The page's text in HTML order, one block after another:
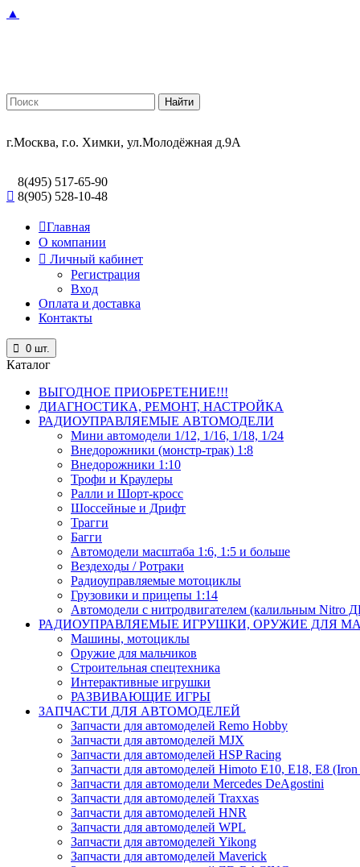
▲
г.Москва, г.о. Химки, ул.Молодёжная д.9А
8(495) 517-65-90
8(905) 528-10-48
Главная
О компании
Личный кабинет
Регистрация
Вход
Оплата и доставка
Контакты
0 шт.
Каталог
ВЫГОДНОЕ ПРИОБРЕТЕНИЕ!!!
ДИАГНОСТИКА, РЕМОНТ, НАСТРОЙКА
РАДИОУПРАВЛЯЕМЫЕ АВТОМОДЕЛИ
Мини автомодели 1/12, 1/16, 1/18, 1/24
Внедорожники (монстр-трак) 1:8
Внедорожники 1:10
Трофи и Краулеры
Ралли и Шорт-кросс
Шоссейные и Дрифт
Трагги
Багги
Автомодели масштаба 1:6, 1:5 и больше
Вездеходы / Ротраки
Радиоуправляемые мотоциклы
Грузовики и прицепы 1:14
Автомодели с нитродвигателем (калильным Nitro
РАДИОУПРАВЛЯЕМЫЕ ИГРУШКИ, ОРУЖИЕ ДЛЯ
Машины, мотоциклы
Оружие для мальчиков
Строительная спецтехника
Интерактивные игрушки
РАЗВИВАЮЩИЕ ИГРЫ
ЗАПЧАСТИ ДЛЯ АВТОМОДЕЛЕЙ
Запчасти для автомоделей Remo Hobby
Запчасти для автомоделей MJX
Запчасти для автомоделей HSP Racing
Запчасти для автомоделей Himoto E10, E18, E8
Запчасти для автомодели Mercedes DeAgostini
Запчасти для автомоделей Traxxas
Запчасти для автомоделей HNR
Запчасти для автомоделей WPL
Запчасти для автомоделей Yikong
Запчасти для автомоделей Maverick